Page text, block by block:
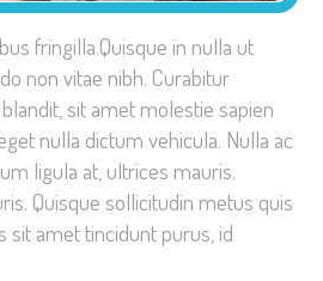
fringilla.Quisque in nulla ut
non vitae nibh. Curabitur
sit amet molestie sapien
nulla dictum vehicula. Nulla ac
ligula at, ultrices mauris.
Quisque sollicitudin metus quis
sit amet tincidunt purus, id